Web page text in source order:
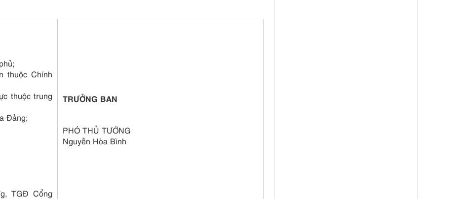
thuộc Chính
thuộc trung
Đảng;
TGĐ Cổng
TRƯỞNG BAN
PHÓ THỦ TƯỚNG
Nguyễn Hòa Bình